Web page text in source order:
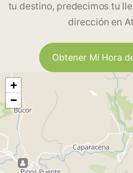
tu destino, predecimos tu
dirección en
Obtener Mi Hora
+
−